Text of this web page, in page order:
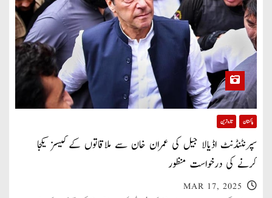
پاکستان تازہ ترین
سپرنٹنڈنٹ اڈیالا جیل کی عمران خان سے ملاقاتوں کےکیسز یکجا
کرنے کی درخواست منظور
MAR 17, 2025